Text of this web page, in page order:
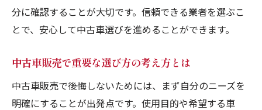
プロ厳選の中古車販売チェックリスト紹介
価格以外で重視したい中古車販売の基準
中古車販売で信頼性を見極めるポイント
中古車販売で状態評価の重要性を理解する
中古車販売で失敗しない基準設定の方法
分に確認することが大切です。信頼できる業者を選ぶこ
とで、安心して中古車選びを進めることができます。
中古車販売で重要な選び方の考え方とは
中古車販売で後悔しないためには、まず自分のニーズを
明確にすることが出発点です。使用目的や希望する車